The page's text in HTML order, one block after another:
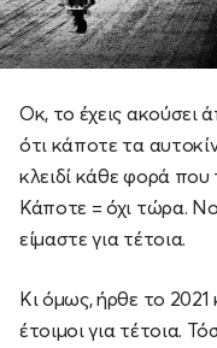
Οκ, το έχεις ακούσει
ότι κάποτε τα
κλειδί κάθε φορά
Κάποτε = όχι τώρα.
είμαστε για τέτοια.
Κι όμως, ήρθε το 2021
έτοιμοι για τέτοια.